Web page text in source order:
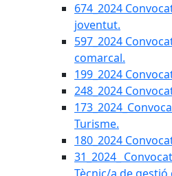
674_2024
joventut.
597_2024
comarcal.
199_2024
248_2024
Turisme.
180_2024
31_2024_